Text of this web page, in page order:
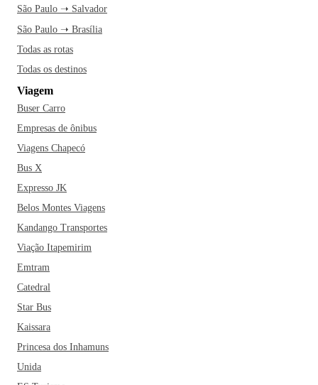
São Paulo ➝ Salvador
São Paulo ➝ Brasília
Todas as rotas
Todas os destinos
Viagem
Buser Carro
Empresas de ônibus
Viagens Chapecó
Bus X
Expresso JK
Belos Montes Viagens
Kandango Transportes
Viação Itapemirim
Emtram
Catedral
Star Bus
Kaissara
Princesa dos Inhamuns
Unida